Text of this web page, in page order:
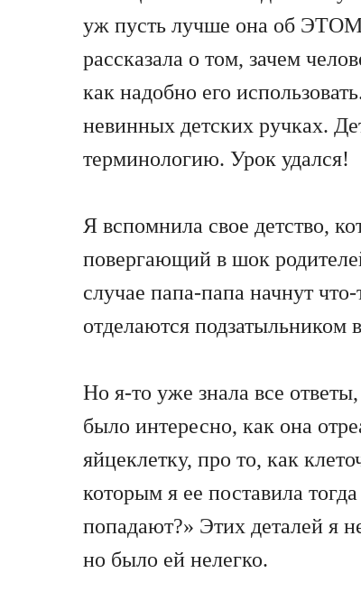
уж пусть лучше она об ЭТОМ
рассказала о том, зачем
как надобно его
невинных детских ручках.
терминологию. Урок удался!
Я вспомнила свое детство,
повергающий в шок
случае папа-папа начнут
отделаются подзатыльником
Но я-то уже знала все
было интересно, как она
яйцеклетку, про то, как
которым я ее поставила
попадают?» Этих деталей я
но было ей нелегко.